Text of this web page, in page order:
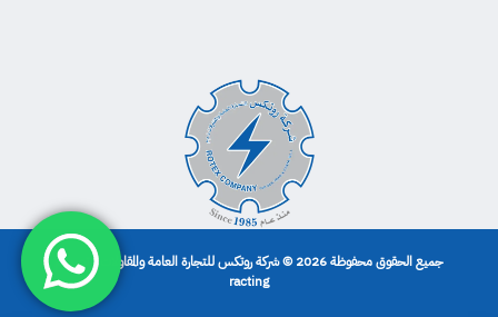
جميع الحقوق محفوظة 2026 © شركة روتكس للتجارة العامة والمقاولات | تصميم
racting